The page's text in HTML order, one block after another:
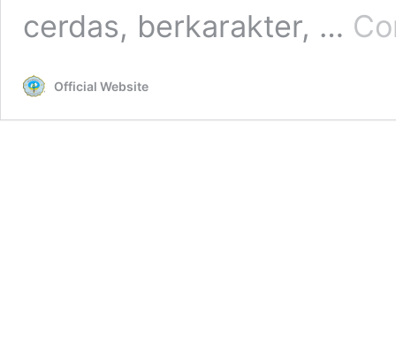
cerdas, berkarakter, …
Official Website